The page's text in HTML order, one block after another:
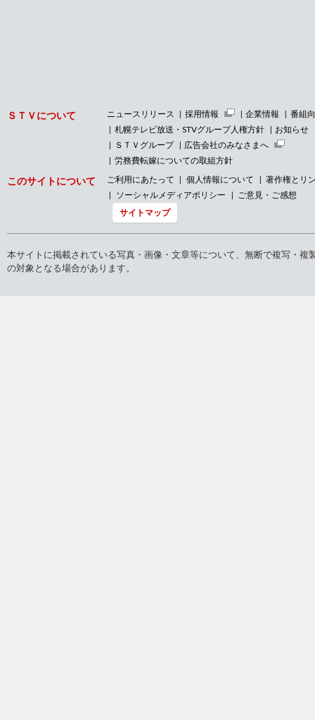
ＳＴＶについて ニュースリリース 採用情報 企業情報
番組
札幌テレビ放送・STVグループ人権方針
お知らせ
ＳＴＶグループ
広告会社のみなさまへ
労務費転嫁についての取組方針
このサイトについて ご利用にあたって 個人情報について
著作権とリ
ソーシャルメディアポリシー
ご意見・ご感想
サイトマップ
本サイトに掲載されている写真・画像・文章等について、無断で複写・
の対象となる場合があります。